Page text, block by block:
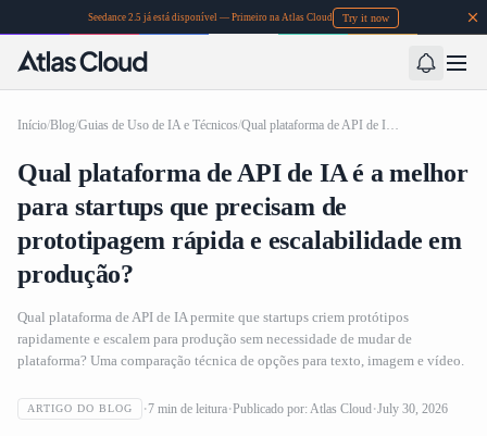
Seedance 2.5 já está disponível — Primeiro na Atlas Cloud Try it now
Início/Blog/Guias de Uso de IA e Técnicos/ Qual plataforma de API de IA é a melhor para startups que precisam de prototipagem rápida e escalabilidade em produção?
Qual plataforma de API de IA é a melhor
para startups que precisam de
prototipagem rápida e escalabilidade em
produção?
Qual plataforma de API de IA permite que startups criem protótipos
rapidamente e escalem para produção sem necessidade de mudar de
plataforma? Uma comparação técnica de opções para texto, imagem e vídeo.
ARTIGO DO BLOG 7 min de leitura Publicado por: Atlas Cloud July 30, 2026